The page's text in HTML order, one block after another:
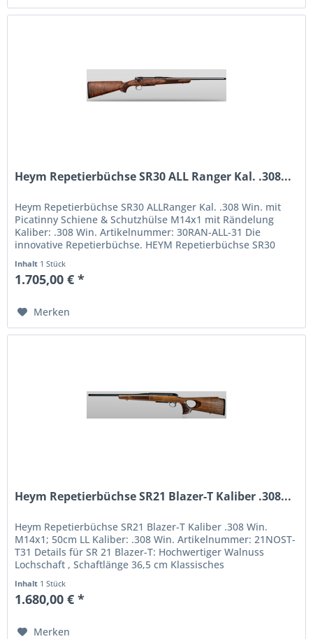
Heym Repetierbüchse SR30 ALL Ranger Kal. .308...
Heym Repetierbüchse SR30 ALLRanger Kal. .308 Win. mit
Picatinny Schiene & Schutzhülse M14x1 mit Rändelung
Kaliber: .308 Win. Artikelnummer: 30RAN-ALL-31 Die
innovative Repetierbüchse. HEYM Repetierbüchse SR30
Inhalt 1 Stück
1.705,00 € *
Merken
Heym Repetierbüchse SR21 Blazer-T Kaliber .308...
Heym Repetierbüchse SR21 Blazer-T Kaliber .308 Win.
M14x1; 50cm LL Kaliber: .308 Win. Artikelnummer: 21NOST-
T31 Details für SR 21 Blazer-T: Hochwertiger Walnuss
Lochschaft , Schaftlänge 36,5 cm Klassisches
Inhalt 1 Stück
1.680,00 € *
Merken